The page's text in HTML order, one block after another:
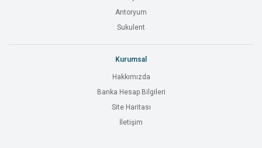
Antoryum
Sukulent
Kurumsal
Hakkımızda
Banka Hesap Bilgileri
Site Haritası
İletişim